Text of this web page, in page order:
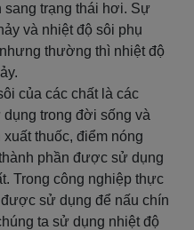
sang trạng thái hơi. Sự
và nhiệt độ sôi phụ
thường thì nhiệt độ
của các chất là các
trong đời sống và
thuốc, điểm nóng
phần được sử dụng
Trong công nghiệp thực
sử dụng để nấu chín
ta sử dụng nhiệt độ